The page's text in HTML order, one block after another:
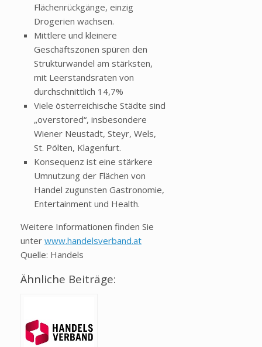
Flächenrückgänge, einzig
Drogerien wachsen.
Mittlere und kleinere
Geschäftszonen spüren den
Strukturwandel am stärksten,
mit Leerstandsraten von
durchschnittlich 14,7%
Viele österreichische Städte sind
„overstored“, insbesondere
Wiener Neustadt, Steyr, Wels,
St. Pölten, Klagenfurt.
Konsequenz ist eine stärkere
Umnutzung der Flächen von
Handel zugunsten Gastronomie,
Entertainment und Health.
Weitere Informationen finden Sie
unter www.handelsverband.at
Quelle: Handels
Ähnliche Beiträge: